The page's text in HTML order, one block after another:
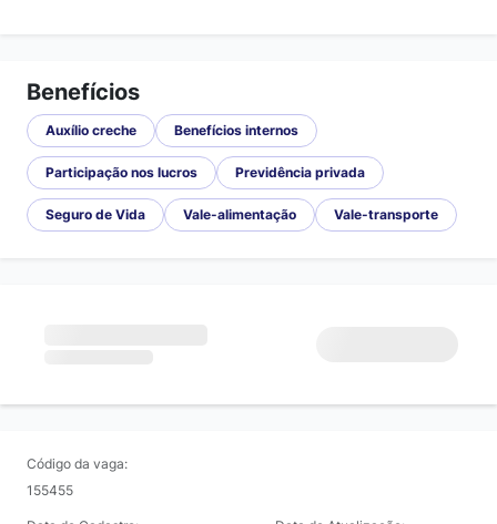
Benefícios
Auxílio creche Benefícios internos
Participação nos lucros Previdência privada
Seguro de Vida Vale-alimentação Vale-transporte
Código da vaga:
155455